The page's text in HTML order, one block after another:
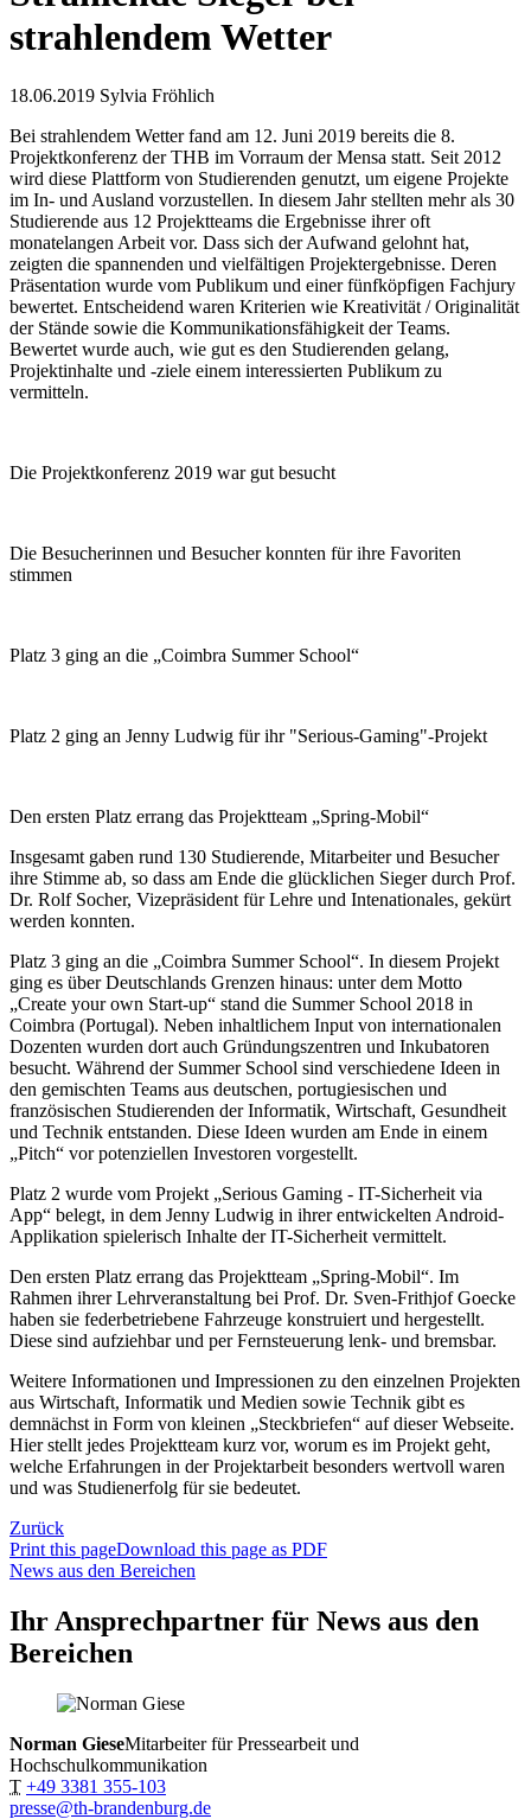
strahlendem Wetter
18.06.2019 Sylvia Fröhlich
Bei strahlendem Wetter fand am 12. Juni 2019 bereits die 8.
Projektkonferenz der THB im Vorraum der Mensa statt. Seit 2012
wird diese Plattform von Studierenden genutzt, um eigene Projekte
im In- und Ausland vorzustellen. In diesem Jahr stellten mehr als 30
Studierende aus 12 Projektteams die Ergebnisse ihrer oft
monatelangen Arbeit vor. Dass sich der Aufwand gelohnt hat,
zeigten die spannenden und vielfältigen Projektergebnisse. Deren
Präsentation wurde vom Publikum und einer fünfköpfigen Fachjury
bewertet. Entscheidend waren Kriterien wie Kreativität / Originalität
der Stände sowie die Kommunikationsfähigkeit der Teams.
Bewertet wurde auch, wie gut es den Studierenden gelang,
Projektinhalte und -ziele einem interessierten Publikum zu
vermitteln.
Die Projektkonferenz 2019 war gut besucht
Die Besucherinnen und Besucher konnten für ihre Favoriten
stimmen
Platz 3 ging an die „Coimbra Summer School“
Platz 2 ging an Jenny Ludwig für ihr "Serious-Gaming"-Projekt
Den ersten Platz errang das Projektteam „Spring-Mobil“
Insgesamt gaben rund 130 Studierende, Mitarbeiter und Besucher
ihre Stimme ab, so dass am Ende die glücklichen Sieger durch Prof.
Dr. Rolf Socher, Vizepräsident für Lehre und Intenationales, gekürt
werden konnten.
Platz 3 ging an die „Coimbra Summer School“. In diesem Projekt
ging es über Deutschlands Grenzen hinaus: unter dem Motto
„Create your own Start-up“ stand die Summer School 2018 in
Coimbra (Portugal). Neben inhaltlichem Input von internationalen
Dozenten wurden dort auch Gründungszentren und Inkubatoren
besucht. Während der Summer School sind verschiedene Ideen in
den gemischten Teams aus deutschen, portugiesischen und
französischen Studierenden der Informatik, Wirtschaft, Gesundheit
und Technik entstanden. Diese Ideen wurden am Ende in einem
„Pitch“ vor potenziellen Investoren vorgestellt.
Platz 2 wurde vom Projekt „Serious Gaming - IT-Sicherheit via
App“ belegt, in dem Jenny Ludwig in ihrer entwickelten Android-
Applikation spielerisch Inhalte der IT-Sicherheit vermittelt.
Den ersten Platz errang das Projektteam „Spring-Mobil“. Im
Rahmen ihrer Lehrveranstaltung bei Prof. Dr. Sven-Frithjof Goecke
haben sie federbetriebene Fahrzeuge konstruiert und hergestellt.
Diese sind aufziehbar und per Fernsteuerung lenk- und bremsbar.
Weitere Informationen und Impressionen zu den einzelnen Projekten
aus Wirtschaft, Informatik und Medien sowie Technik gibt es
demnächst in Form von kleinen „Steckbriefen“ auf dieser Webseite.
Hier stellt jedes Projektteam kurz vor, worum es im Projekt geht,
welche Erfahrungen in der Projektarbeit besonders wertvoll waren
und was Studienerfolg für sie bedeutet.
Zurück
Print this pageDownload this page as PDF
News aus den Bereichen
Ihr Ansprechpartner für News aus den
Bereichen
Norman GieseMitarbeiter für Pressearbeit und
Hochschulkommunikation
T +49 3381 355-103
presse@th-brandenburg.de